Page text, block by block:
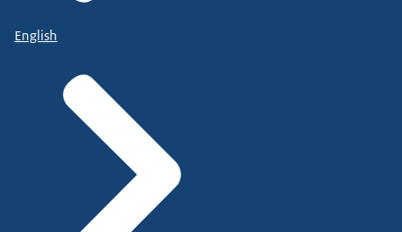
English